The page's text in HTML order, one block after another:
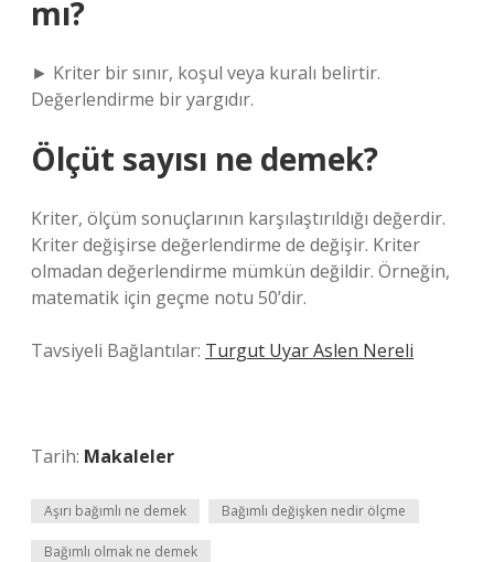
mı?
► Kriter bir sınır, koşul veya kuralı belirtir.
Değerlendirme bir yargıdır.
Ölçüt sayısı ne demek?
Kriter, ölçüm sonuçlarının karşılaştırıldığı değerdir.
Kriter değişirse değerlendirme de değişir. Kriter
olmadan değerlendirme mümkün değildir. Örneğin,
matematik için geçme notu 50’dir.
Tavsiyeli Bağlantılar: Turgut Uyar Aslen Nereli
Tarih: Makaleler
Aşırı bağımlı ne demek Bağımlı değişken nedir ölçme
Bağımlı olmak ne demek